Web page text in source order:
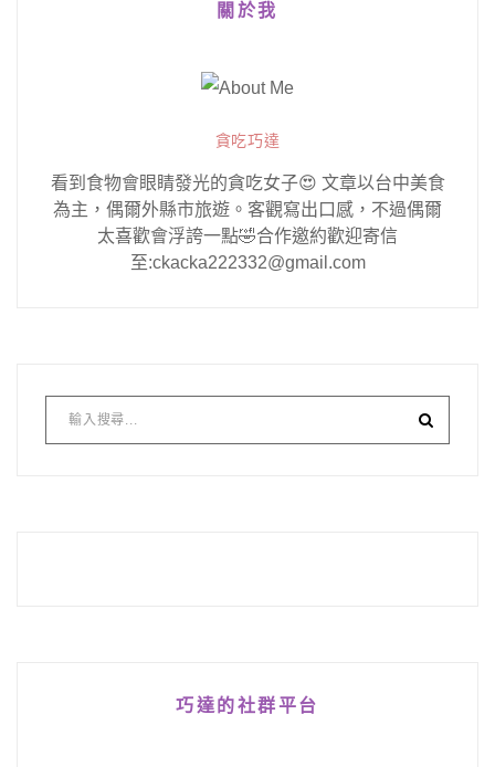
關於我
貪吃巧達
看到食物會眼睛發光的貪吃女子😍 文章以台中美食
為主，偶爾外縣市旅遊。客觀寫出口感，不過偶爾
太喜歡會浮誇一點🤣合作邀約歡迎寄信
至:ckacka222332@gmail.com
巧達的社群平台